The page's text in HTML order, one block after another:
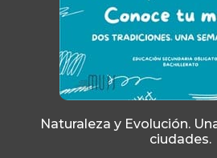
Naturaleza y Evolución.
ciudades.